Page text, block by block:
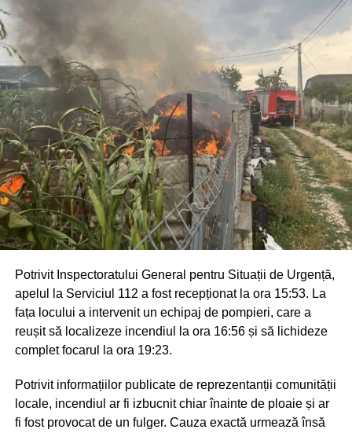
Potrivit Inspectoratului General pentru Situații de Urgență,
apelul la Serviciul 112 a fost recepționat la ora 15:53. La
fața locului a intervenit un echipaj de pompieri, care a
reușit să localizeze incendiul la ora 16:56 și să lichideze
complet focarul la ora 19:23.
Potrivit informațiilor publicate de reprezentanții comunității
locale, incendiul ar fi izbucnit chiar înainte de ploaie și ar
fi fost provocat de un fulger. Cauza exactă urmează însă